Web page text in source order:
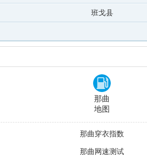
班戈县
那曲
地图
那曲穿衣指数
那曲网速测试